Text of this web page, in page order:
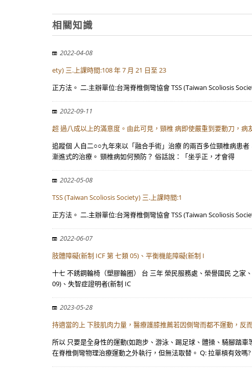
相關知識
2022-04-08
ety) 三.上課時間:108 年 7 月 21 日至 23
正方法。 二.主辦單位:台灣脊椎側彎協會 TSS (Taiwan Scoliosis
2022-09-11
超 過八成以上的滿意度。由此可見，頸椎 病即使嚴重到要動刀，病
追蹤個 人自二○○九年來以「融合手術」治療 的兩百多位頸椎病患
漸進式的治療。 頸椎病如何預防？ 俗話說：「坐乎正，才會得
2022-05-08
TSS (Taiwan Scoliosis Society) 三.上課時間:1
正方法。 二.主辦單位:台灣脊椎側彎協會 TSS (Taiwan Scoliosis
2022-06-07
肢體障礙(新制 ICF 第 七類 05)、平衡機能障礙(新制 I
十七 不銹鋼輪椅（塑膠輪圈） 台 三年 榮民服務處、榮譽國民 之家
09)、失智症證明者(新制 IC
2023-05-28
持適當的上 下肢肌肉力量，醫療護膝推薦若因側彎而都不運動，反
所以 只要是全身性的運動(如跑步、游泳、踢足球、體操、騎腳踏
在脊椎側彎物理治療運動之外執行，但無法取替。 Q: 拉單槓有效嗎?